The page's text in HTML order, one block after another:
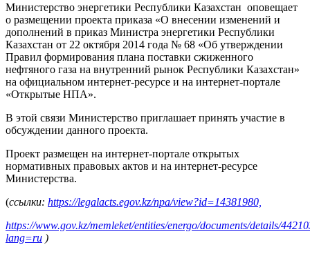
Министерство энергетики Республики Казахстан оповещает
о размещении проекта приказа «О внесении изменений и
дополнений в приказ Министра энергетики Республики
Казахстан от 22 октября 2014 года № 68 «Об утверждении
Правил формирования плана поставки сжиженного
нефтяного газа на внутренний рынок Республики Казахстан»
на официальном интернет-ресурсе и на интернет-портале
«Открытые НПА».
В этой связи Министерство приглашает принять участие в
обсуждении данного проекта.
Проект размещен на интернет-портале открытых
нормативных правовых актов и на интернет-ресурсе
Министерства.
(ссылки: https://legalacts.egov.kz/npa/view?id=14381980,
https://www.gov.kz/memleket/entities/energo/documents/details/
lang=ru )